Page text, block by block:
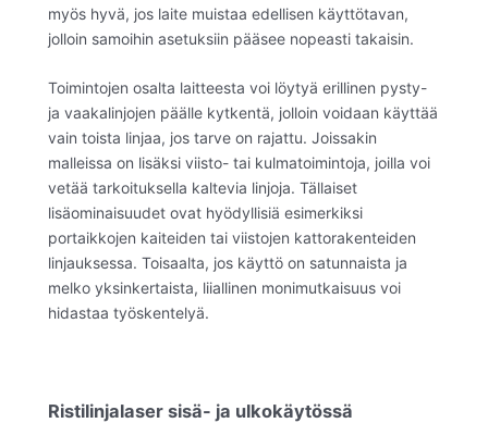
myös hyvä, jos laite muistaa edellisen käyttötavan,
jolloin samoihin asetuksiin pääsee nopeasti takaisin.
Toimintojen osalta laitteesta voi löytyä erillinen pysty-
ja vaakalinjojen päälle kytkentä, jolloin voidaan käyttää
vain toista linjaa, jos tarve on rajattu. Joissakin
malleissa on lisäksi viisto- tai kulmatoimintoja, joilla voi
vetää tarkoituksella kaltevia linjoja. Tällaiset
lisäominaisuudet ovat hyödyllisiä esimerkiksi
portaikkojen kaiteiden tai viistojen kattorakenteiden
linjauksessa. Toisaalta, jos käyttö on satunnaista ja
melko yksinkertaista, liiallinen monimutkaisuus voi
hidastaa työskentelyä.
Ristilinjalaser sisä- ja ulkokäytössä